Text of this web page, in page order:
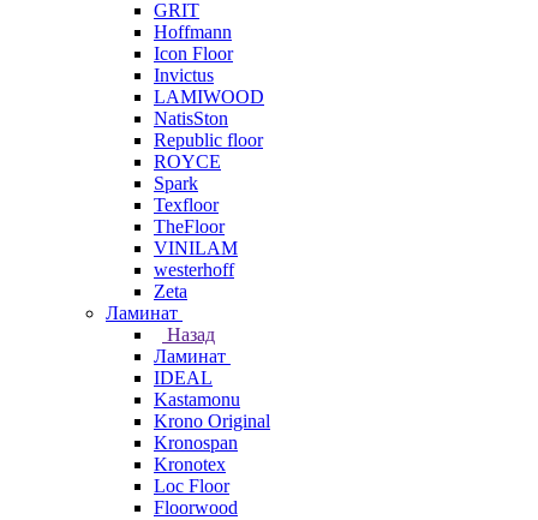
GRIT
Hoffmann
Icon Floor
Invictus
LAMIWOOD
NatisSton
Republic floor
ROYCE
Spark
Texfloor
TheFloor
VINILAM
westerhoff
Zeta
Ламинат
Назад
Ламинат
IDEAL
Kastamonu
Krono Original
Kronospan
Kronotex
Loc Floor
Floorwood